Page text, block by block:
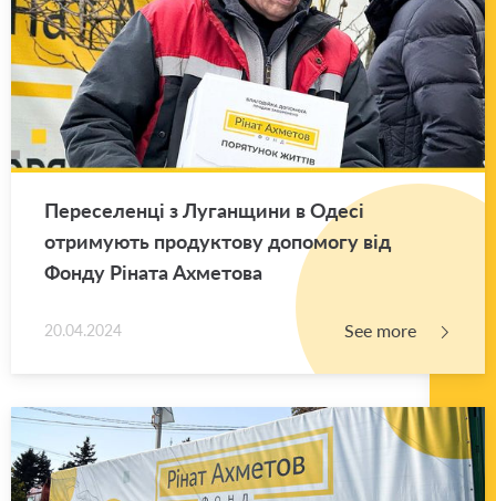
Переселенці з Луганщини в Одесі
отримують продуктову допомогу від
Фонду Ріната Ахметова
20.04.2024 See more